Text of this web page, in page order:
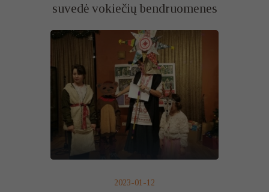
suvedė vokiečių bendruomenes
2023-01-12